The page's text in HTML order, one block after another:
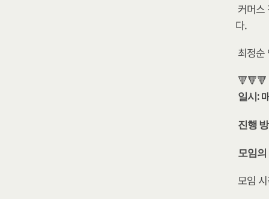
커머
다.
최정순
🔻🔻🔻
일시:
진행
모임의
모임